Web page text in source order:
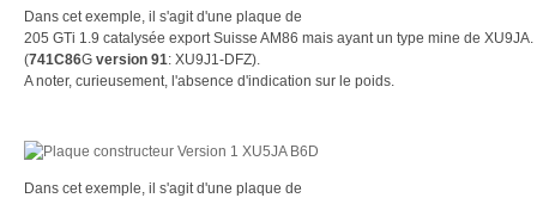
Dans cet exemple, il s'agit d'une plaque de
205 GTi 1.9 catalysée export Suisse AM86 mais ayant un type mine de XU9JA.
(741C86G version 91: XU9J1-DFZ).
A noter, curieusement, l'absence d'indication sur le poids.
Dans cet exemple, il s'agit d'une plaque de